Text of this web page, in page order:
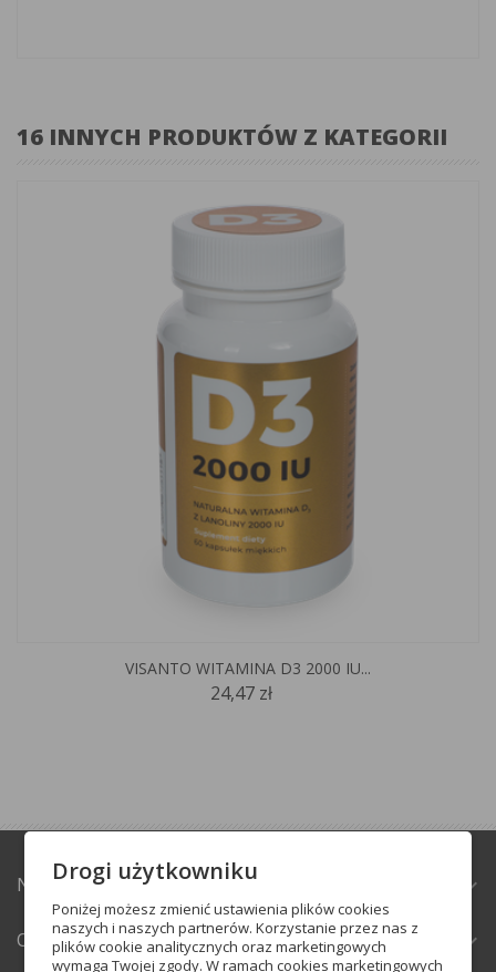
16 INNYCH PRODUKTÓW Z KATEGORII
VISANTO WITAMINA D3 2000 IU...
24,47 zł
NATURABAZAR.PL expand_more
OBSŁUGA KLIENTA expand_more
Drogi użytkowniku
Poniżej możesz zmienić ustawienia plików cookies
naszych i naszych partnerów. Korzystanie przez nas z
plików cookie analitycznych oraz marketingowych
wymaga Twojej zgody. W ramach cookies marketingowych